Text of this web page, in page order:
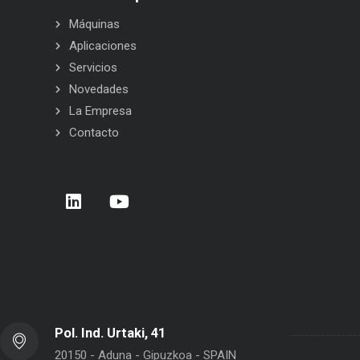
San Sebastián
Máquinas
Aplicaciones
Servicios
Novedades
La Empresa
Contacto
Pol. Ind. Urtaki, 41
20150 - Aduna - Gipuzkoa - SPAIN